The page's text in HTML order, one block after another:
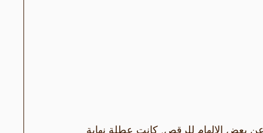
بعض الإلهام للرقص. كانت عطلة نهاية